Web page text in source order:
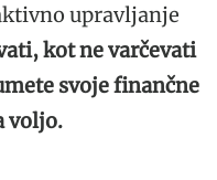
upravljanje
kot ne varčevati
svoje finančne
voljo.